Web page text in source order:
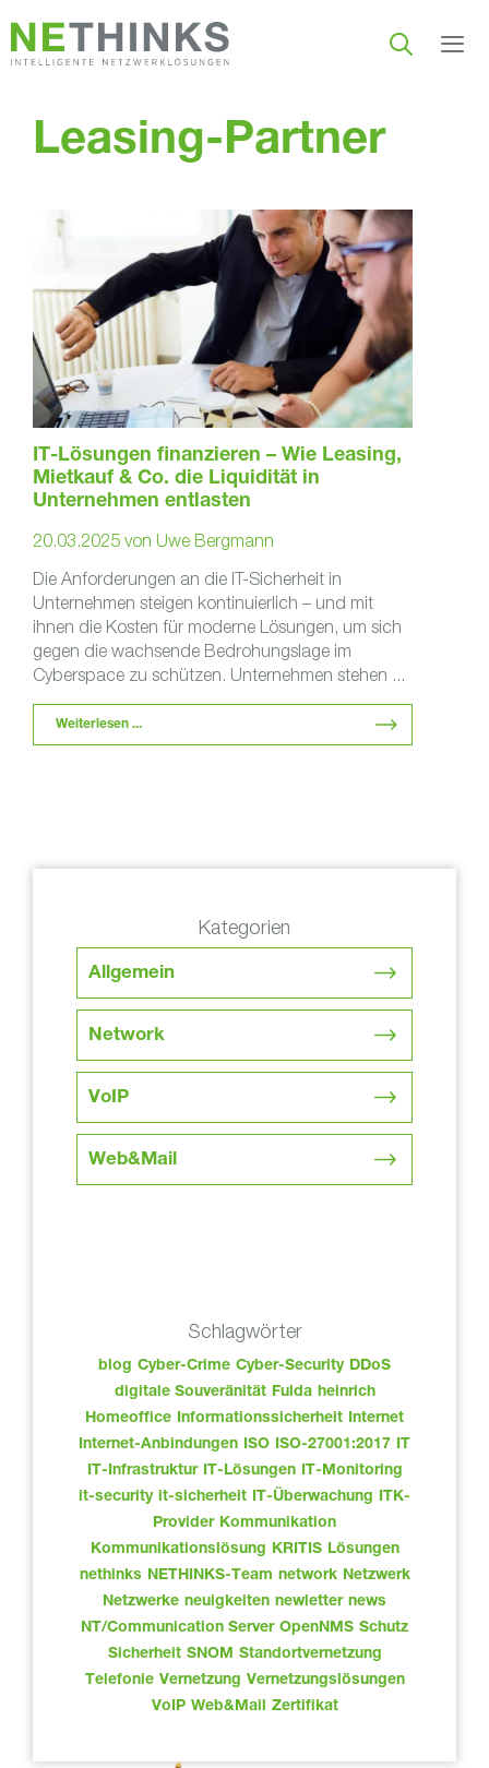
Inhalt
springen
Leasing-Partner
IT-Lösungen finanzieren – Wie Leasing,
Mietkauf & Co. die Liquidität in
Unternehmen entlasten
20.03.2025 von Uwe Bergmann
Die Anforderungen an die IT-Sicherheit in
Unternehmen steigen kontinuierlich – und mit
ihnen die Kosten für moderne Lösungen, um sich
gegen die wachsende Bedrohungslage im
Cyberspace zu schützen. Unternehmen stehen ...
Weiterlesen ...
Kategorien
Allgemein
Network
VoIP
Web&Mail
Schlagwörter
blog Cyber-Crime Cyber-Security DDoS
digitale Souveränität Fulda heinrich
Homeoffice Informationssicherheit Internet
Internet-Anbindungen ISO ISO-27001:2017 IT
IT-Infrastruktur IT-Lösungen IT-Monitoring
it-security it-sicherheit IT-Überwachung
ITK-
Provider Kommunikation
Kommunikationslösung
KRITIS Lösungen
nethinks NETHINKS-Team network Netzwerk
Netzwerke neuigkeiten newletter news
NT/Communication Server OpenNMS Schutz
Sicherheit SNOM Standortvernetzung
Telefonie Vernetzung Vernetzungslösungen
VoIP Web&Mail Zertifikat